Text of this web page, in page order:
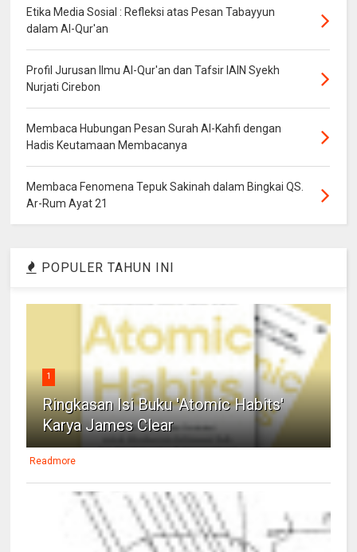
Etika Media Sosial : Refleksi atas Pesan Tabayyun
dalam Al-Qur'an
Profil Jurusan Ilmu Al-Qur'an dan Tafsir IAIN Syekh
Nurjati Cirebon
Membaca Hubungan Pesan Surah Al-Kahfi dengan
Hadis Keutamaan Membacanya
Membaca Fenomena Tepuk Sakinah dalam Bingkai QS.
Ar-Rum Ayat 21
POPULER TAHUN INI
1
Ringkasan Isi Buku 'Atomic Habits'
Karya James Clear
Readmore